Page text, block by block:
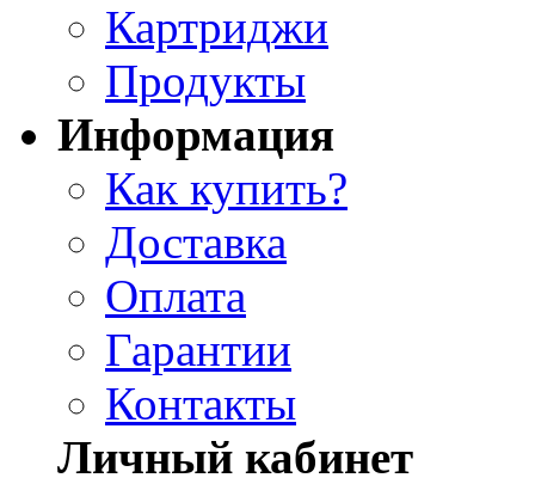
Картриджи
Продукты
Информация
Как купить?
Доставка
Оплата
Гарантии
Контакты
Личный кабинет